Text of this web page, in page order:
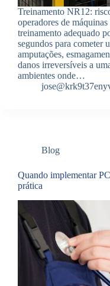
Treinamento NR12:
operadores de
treinamento adequado
segundos para cometer
amputações,
danos irreversíveis a
ambientes onde…
Blog
Quando implementar
prática